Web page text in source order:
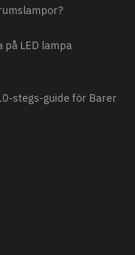
på LED lampa
stegs-guide för Barer